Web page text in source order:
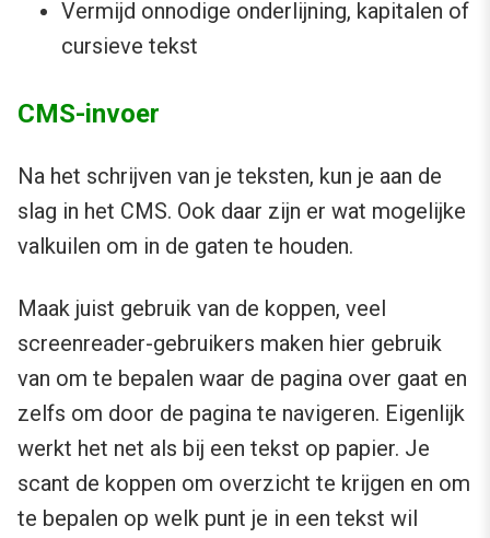
Vermijd onnodige onderlijning, kapitalen of
cursieve tekst
CMS-invoer
Na het schrijven van je teksten, kun je aan de
slag in het CMS. Ook daar zijn er wat mogelijke
valkuilen om in de gaten te houden.
Maak juist gebruik van de koppen, veel
screenreader-gebruikers maken hier gebruik
van om te bepalen waar de pagina over gaat en
zelfs om door de pagina te navigeren. Eigenlijk
werkt het net als bij een tekst op papier. Je
scant de koppen om overzicht te krijgen en om
te bepalen op welk punt je in een tekst wil